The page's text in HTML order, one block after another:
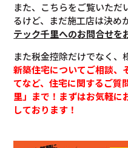
また、こちらをご覧いただ
るけど、まだ施工店は決
テック千里へのお問合せを
また税金控除だけでなく、
新築住宅についてご相談、
てなど、住宅に関するご質
里」まで！まずはお気軽に
しております！